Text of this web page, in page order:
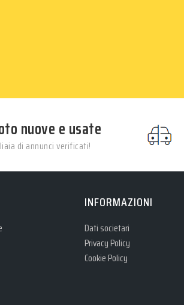
nuove e usate
di annunci verificati!
INFORMAZIONI
Dati societari
Privacy Policy
Cookie Policy